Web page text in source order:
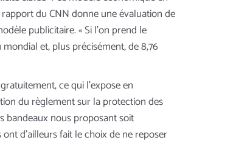
du CNN donne une évaluation de
publicitaire. « Si l’on prend le
et, plus précisément, de 8,76
ce qui l’expose en
du règlement sur la protection des
bandeaux nous proposant soit
d’ailleurs fait le choix de ne reposer